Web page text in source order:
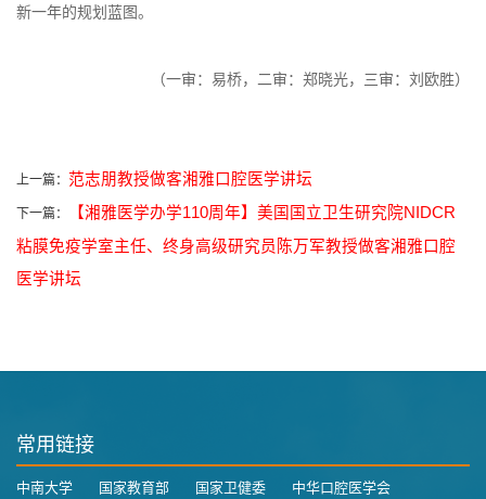
新一年的规划蓝图。
（一审：易桥，二审：郑晓光，三审：刘欧胜）
上一篇： 范志朋教授做客湘雅口腔医学讲坛
下一篇：
【湘雅医学办学110周年】美国国立卫生研究院NIDCR
粘膜免疫学室主任、终身高级研究员陈万军教授做客湘雅口腔
医学讲坛
常用链接
中南大学 国家教育部 国家卫健委 中华口腔医学会